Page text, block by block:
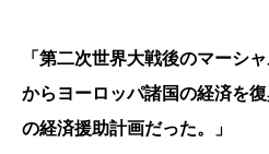
「第二次世界大戦後のマーシ
からヨーロッパ諸国の経済を
の経済援助計画だった。」